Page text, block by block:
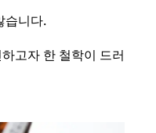
습니다.
고자 한 철학이 드러